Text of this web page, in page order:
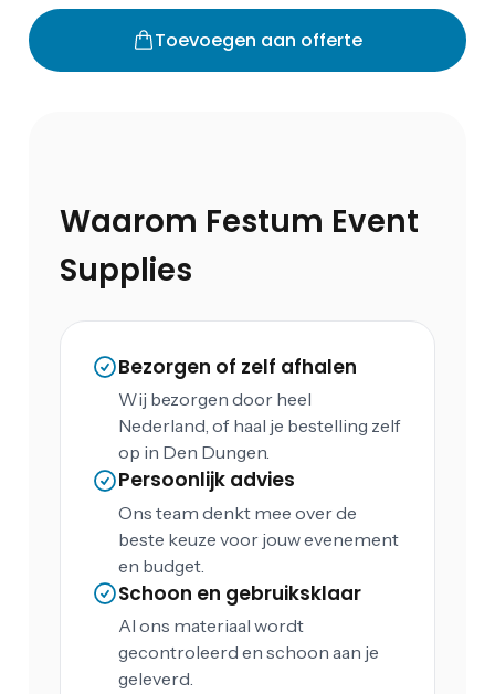
Toevoegen aan offerte
Waarom Festum Event
Supplies
Bezorgen of zelf afhalen
Wij bezorgen door heel
Nederland, of haal je bestelling zelf
op in Den Dungen.
Persoonlijk advies
Ons team denkt mee over de
beste keuze voor jouw evenement
en budget.
Schoon en gebruiksklaar
Al ons materiaal wordt
gecontroleerd en schoon aan je
geleverd.